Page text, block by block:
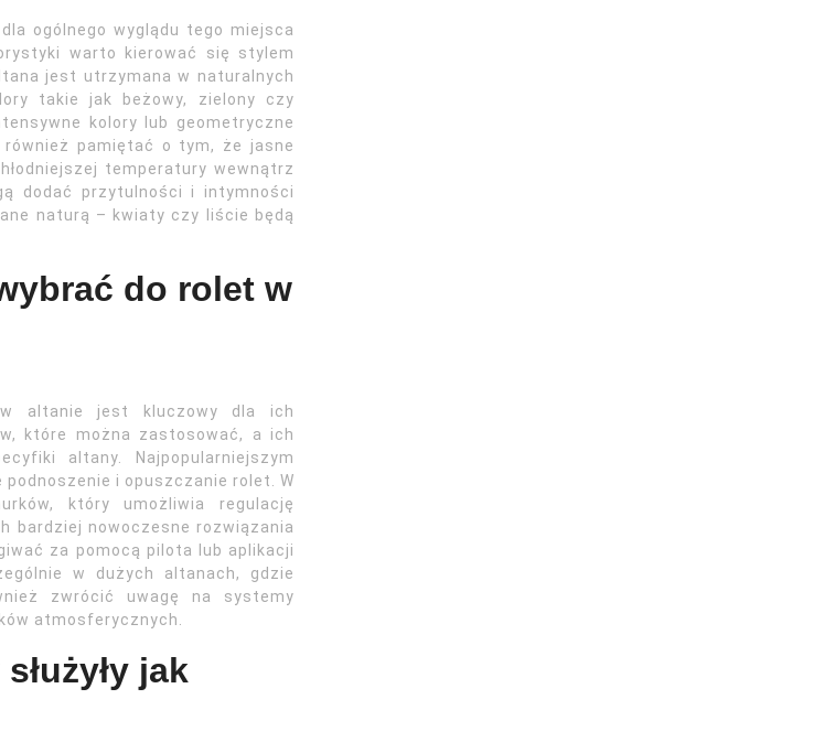
ogólnego wyglądu tego miejsca
warto kierować się stylem
jest utrzymana w naturalnych
takie jak beżowy, zielony czy
kolory lub geometryczne
pamiętać o tym, że jasne
temperatury wewnątrz
dodać przytulności i intymności
naturą – kwiaty czy liście będą
do rolet w
w altanie jest kluczowy dla ich
które można zastosować, a ich
altany. Najpopularniejszym
i opuszczanie rolet. W
który umożliwia regulację
bardziej nowoczesne rozwiązania
za pomocą pilota lub aplikacji
w dużych altanach, gdzie
zwrócić uwagę na systemy
atmosferycznych.
jak